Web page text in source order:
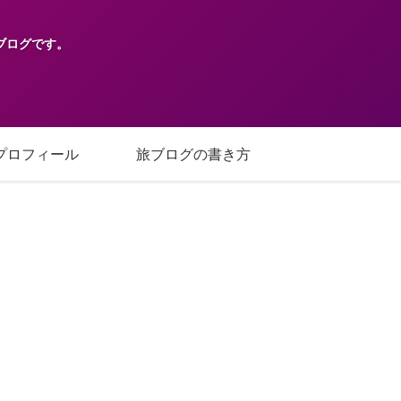
グです。
ロフィール 旅ブログの書き方